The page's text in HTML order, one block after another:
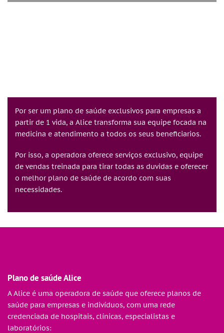
Por ser um plano de saúde exclusivos para empresas a
partir de 1 vida, a Alice transforma sua equipe focada na
medicina e atendimento a todos os seus beneficiarios.
Por isso, a operadora oferece serviços exclusivo, equipe
de vendas treinada para tirar todas as duvidas e oferecer
o melhor plano de saúde de acordo com suas
necessidades.
Plano de saúde Alice
A Alice é uma operadora de saúde que oferece planos de
saúde para empresas e indivíduos, com uma rede
credenciada de hospitais, clínicas, especialistas e
laboratórios: